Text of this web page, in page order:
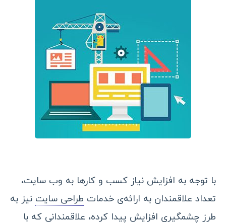
با توجه به افزایش نیاز کسب و کارها به وب‌ سایت،
تعداد علاقمندان به ارائه‌ی خدمات طراحی سایت نیز به
طرز چشمگیری افزایش پیدا کرده، علاقمندانی که با